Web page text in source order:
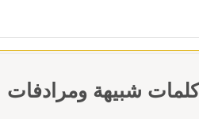
كلمات شبيهة ومرادفات